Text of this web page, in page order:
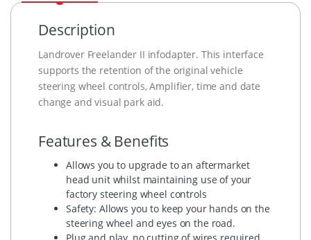
Description
Landrover Freelander II infodapter. This interface
supports the retention of the original vehicle
steering wheel controls, Amplifier, time and date
change and visual park aid.
Features & Benefits
Allows you to upgrade to an aftermarket
head unit whilst maintaining use of your
factory steering wheel controls
Safety: Allows you to keep your hands on the
steering wheel and eyes on the road.
Plug and play, no cutting of wires required